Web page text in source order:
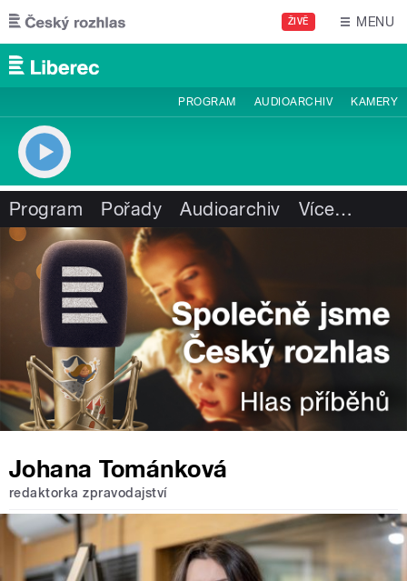
Přejít k hlavnímu obsahu
ŽIVĚ MENU
PROGRAM AUDIOARCHIV KAMERY
Program Pořady Audioarchiv Více…
Johana Tománková
redaktorka zpravodajství